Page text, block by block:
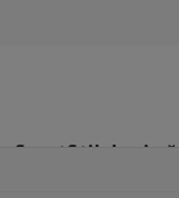
SportStil de viață